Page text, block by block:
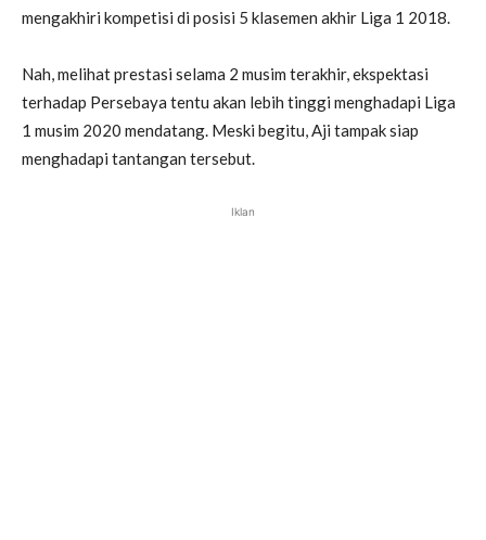
mengakhiri kompetisi di posisi 5 klasemen akhir Liga 1 2018.
Nah, melihat prestasi selama 2 musim terakhir, ekspektasi
terhadap Persebaya tentu akan lebih tinggi menghadapi Liga
1 musim 2020 mendatang. Meski begitu, Aji tampak siap
menghadapi tantangan tersebut.
Iklan